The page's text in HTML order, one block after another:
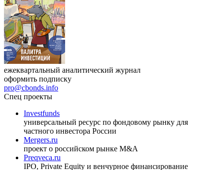
ЖурналCbonds Review
ежеквартальный аналитический журнал
оформить подписку
pro@cbonds.info
Спец проекты
Investfunds
универсальный ресурс по фондовому рынку для
частного инвестора России